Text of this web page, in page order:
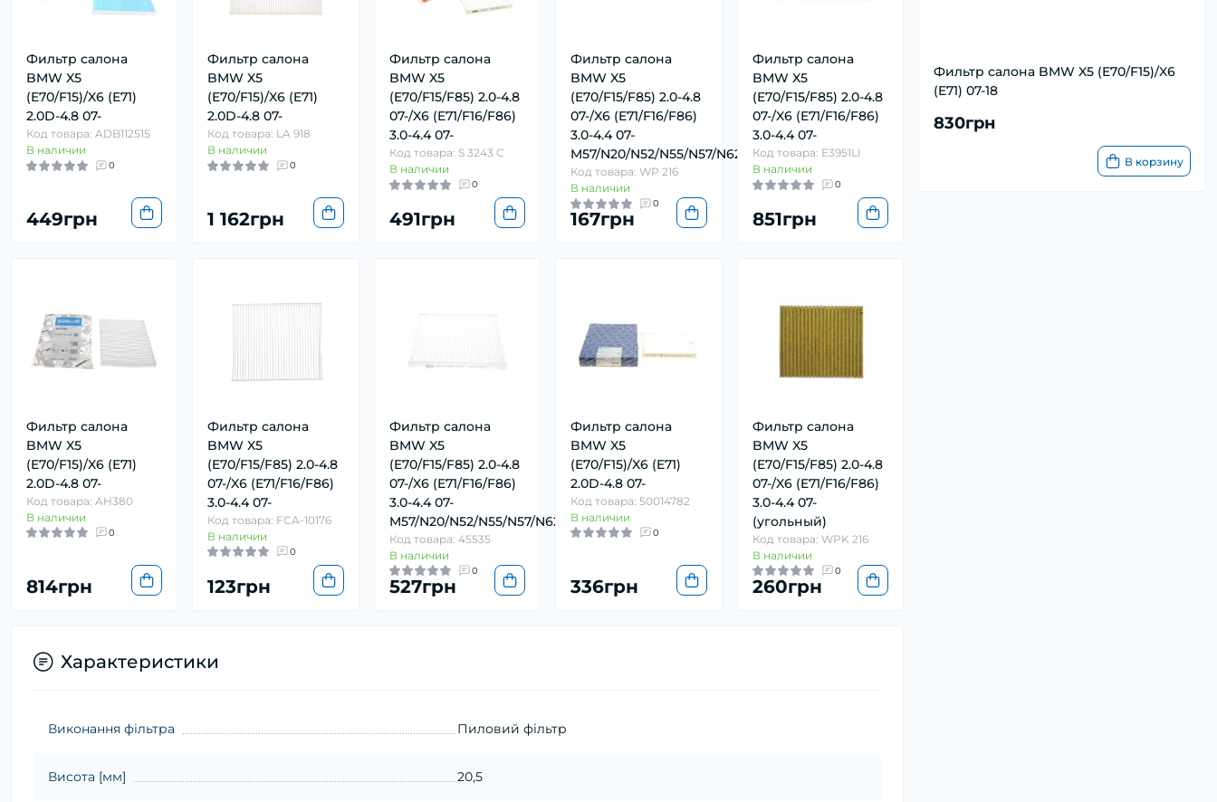
Фильтр салона BMW X5 (E70/F15)/X6
(E71) 07-18
830грн
В корзину
Фильтр салона
BMW X5
(E70/F15)/X6 (E71)
2.0D-4.8 07-
Код товара: ADB112515
В наличии
0
449грн
Фильтр салона
BMW X5
(E70/F15)/X6 (E71)
2.0D-4.8 07-
Код товара: LA 918
В наличии
0
1 162грн
Фильтр салона
BMW X5
(E70/F15/F85) 2.0-4.8
07-/X6 (E71/F16/F86)
3.0-4.4 07-
Код товара: S 3243 C
В наличии
0
491грн
Фильтр салона
BMW X5
(E70/F15/F85) 2.0-4.8
07-/X6 (E71/F16/F86)
3.0-4.4 07-
M57/N20/N52/N55/N57/N62
Код товара: WP 216
В наличии
0
167грн
Фильтр салона
BMW X5
(E70/F15/F85) 2.0-4.8
07-/X6 (E71/F16/F86)
3.0-4.4 07-
Код товара: E3951LI
В наличии
0
851грн
Фильтр салона
BMW X5
(E70/F15)/X6 (E71)
2.0D-4.8 07-
Код товара: AH380
В наличии
0
814грн
Фильтр салона
BMW X5
(E70/F15/F85) 2.0-4.8
07-/X6 (E71/F16/F86)
3.0-4.4 07-
Код товара: FCA-10176
В наличии
0
123грн
Фильтр салона
BMW X5
(E70/F15/F85) 2.0-4.8
07-/X6 (E71/F16/F86)
3.0-4.4 07-
M57/N20/N52/N55/N57/N62
Код товара: 45535
В наличии
0
527грн
Фильтр салона
BMW X5
(E70/F15)/X6 (E71)
2.0D-4.8 07-
Код товара: 50014782
В наличии
0
336грн
Фильтр салона
BMW X5
(E70/F15/F85) 2.0-4.8
07-/X6 (E71/F16/F86)
3.0-4.4 07-
(угольный)
Код товара: WPK 216
В наличии
0
260грн
Характеристики
Виконання фільтра Пиловий фільтр
Висота [мм] 20,5